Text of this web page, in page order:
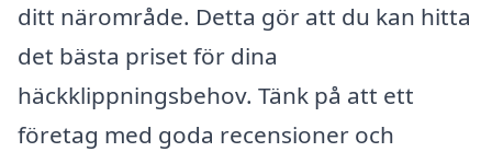
ditt närområde. Detta gör att du kan hitta
det bästa priset för dina
häckklippningsbehov. Tänk på att ett
företag med goda recensioner och